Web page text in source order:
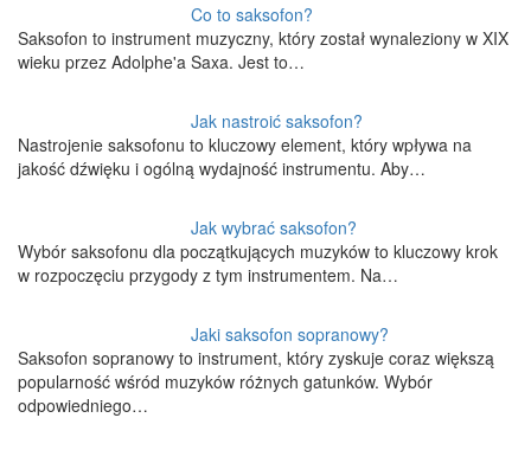
Co to saksofon?
Saksofon to instrument muzyczny, który został wynaleziony w XIX
wieku przez Adolphe'a Saxa. Jest to…
Jak nastroić saksofon?
Nastrojenie saksofonu to kluczowy element, który wpływa na
jakość dźwięku i ogólną wydajność instrumentu. Aby…
Jak wybrać saksofon?
Wybór saksofonu dla początkujących muzyków to kluczowy krok
w rozpoczęciu przygody z tym instrumentem. Na…
Jaki saksofon sopranowy?
Saksofon sopranowy to instrument, który zyskuje coraz większą
popularność wśród muzyków różnych gatunków. Wybór
odpowiedniego…